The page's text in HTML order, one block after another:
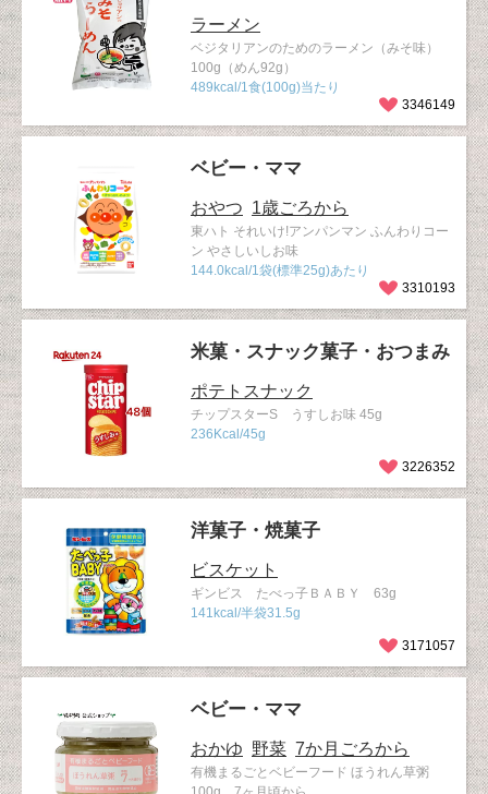
ラーメン
ベジタリアンのためのラーメン（みそ味）
100g（めん92g）
489kcal/1食(100g)当たり
3346149
ベビー・ママ
おやつ 1歳ごろから
東ハト それいけ!アンパンマン ふんわりコー
ン やさしいしお味
144.0kcal/1袋(標準25g)あたり
3310193
米菓・スナック菓子・おつまみ
ポテトスナック
チップスターS うすしお味 45g
236Kcal/45g
3226352
洋菓子・焼菓子
ビスケット
ギンビス たべっ子ＢＡＢＹ 63g
141kcal/半袋31.5g
3171057
ベビー・ママ
おかゆ 野菜 7か月ごろから
有機まるごとベビーフード ほうれん草粥